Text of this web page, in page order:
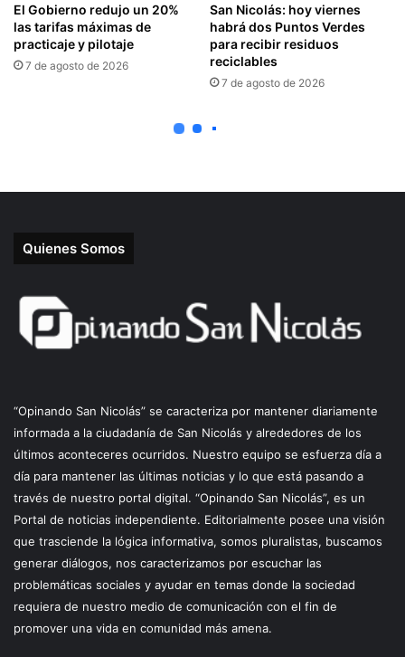
Quienes Somos
“Opinando San Nicolás” se caracteriza por mantener diariamente
informada a la ciudadanía de San Nicolás y alrededores de los
últimos aconteceres ocurridos. Nuestro equipo se esfuerza día a
día para mantener las últimas noticias y lo que está pasando a
través de nuestro portal digital. “Opinando San Nicolás”, es un
Portal de noticias independiente. Editorialmente posee una visión
que trasciende la lógica informativa, somos pluralistas, buscamos
generar diálogos, nos caracterizamos por escuchar las
problemáticas sociales y ayudar en temas donde la sociedad
requiera de nuestro medio de comunicación con el fin de
promover una vida en comunidad más amena.